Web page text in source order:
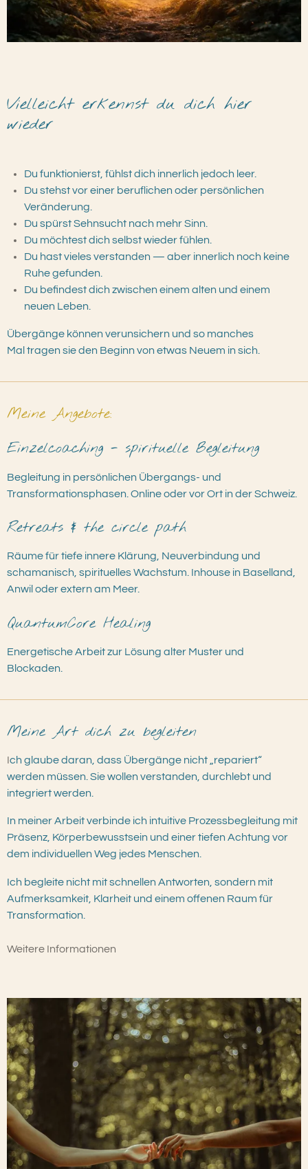
Vielleicht erkennst du dich hier
wieder
Du funktionierst, fühlst dich innerlich jedoch leer.
Du stehst vor einer beruflichen oder persönlichen
Veränderung.
Du spürst Sehnsucht nach mehr Sinn.
Du möchtest dich selbst wieder fühlen.
Du hast vieles verstanden — aber innerlich noch keine
Ruhe gefunden.
Du befindest dich zwischen einem alten und einem
neuen Leben.
Übergänge können verunsichern und so manches
Mal tragen sie den Beginn von etwas Neuem in sich.
Meine Angebote:
Einzelcoaching - spirituelle Begleitung
Begleitung in persönlichen Übergangs- und
Transformationsphasen. Online oder vor Ort in der Schweiz.
Retreats & the circle path
Räume für tiefe innere Klärung, Neuverbindung und
schamanisch, spirituelles Wachstum. Inhouse in Baselland,
Anwil oder extern am Meer.
QuantumCore Healing
Energetische Arbeit zur Lösung alter Muster und
Blockaden.
Meine Art dich zu begleiten
Ich glaube daran, dass Übergänge nicht „repariert“
werden müssen. Sie wollen verstanden, durchlebt und
integriert werden.
In meiner Arbeit verbinde ich intuitive Prozessbegleitung mit
Präsenz, Körperbewusstsein und einer tiefen Achtung vor
dem individuellen Weg jedes Menschen.
Ich begleite nicht mit schnellen Antworten, sondern mit
Aufmerksamkeit, Klarheit und einem offenen Raum für
Transformation.
Weitere Informationen